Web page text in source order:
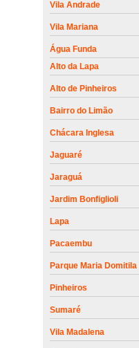
Vila Andrade
Vila Mariana
Água Funda
Alto da Lapa
Alto de Pinheiros
Bairro do Limão
Chácara Inglesa
Jaguaré
Jaraguá
Jardim Bonfiglioli
Lapa
Pacaembu
Parque Maria Domitila
Pinheiros
Sumaré
Vila Madalena